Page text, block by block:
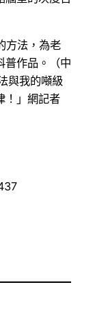
方法，為老
普作品。（中
與我的噸級
！」網記者